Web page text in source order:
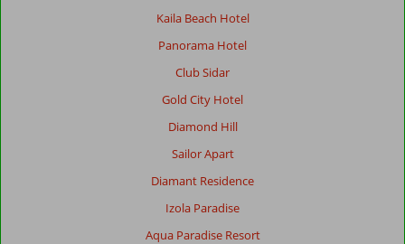
Kaila Beach Hotel
Panorama Hotel
Club Sidar
Gold City Hotel
Diamond Hill
Sailor Apart
Diamant Residence
Izola Paradise
Aqua Paradise Resort